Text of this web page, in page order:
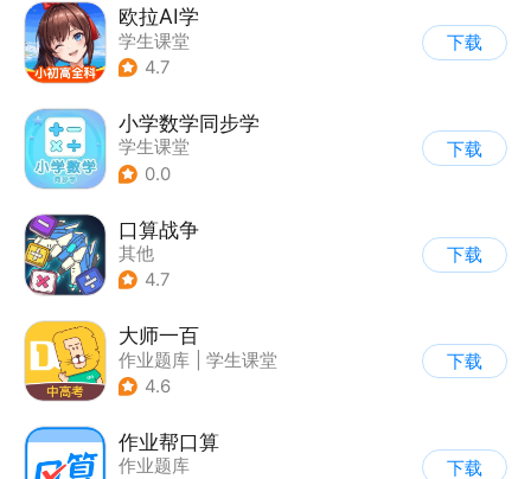
欧拉AI学
学生课堂
4.7
下载
小学数学同步学
学生课堂
0.0
下载
口算战争
其他
4.7
下载
大师一百
作业题库
学生课堂
4.6
下载
作业帮口算
作业题库
下载